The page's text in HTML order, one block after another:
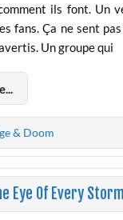
ils font. Un
fans. Ça ne sent
Un groupe qui
& Doom
Eye Of Every